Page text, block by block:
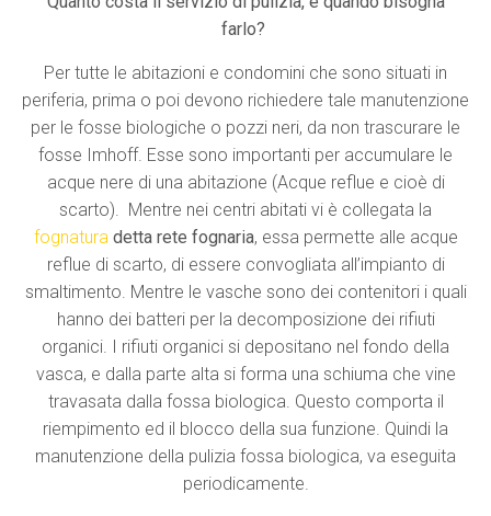
farlo?
Per tutte le abitazioni e condomini che sono situati in
periferia, prima o poi devono richiedere tale manutenzione
per le fosse biologiche o pozzi neri, da non trascurare le
fosse Imhoff. Esse sono importanti per accumulare le
acque nere di una abitazione (Acque reflue e cioè di
scarto). Mentre nei centri abitati vi è collegata la
fognatura detta rete fognaria, essa permette alle acque
reflue di scarto, di essere convogliata all’impianto di
smaltimento. Mentre le vasche sono dei contenitori i quali
hanno dei batteri per la decomposizione dei rifiuti
organici. I rifiuti organici si depositano nel fondo della
vasca, e dalla parte alta si forma una schiuma che vine
travasata dalla fossa biologica. Questo comporta il
riempimento ed il blocco della sua funzione. Quindi la
manutenzione della pulizia fossa biologica, va eseguita
periodicamente.